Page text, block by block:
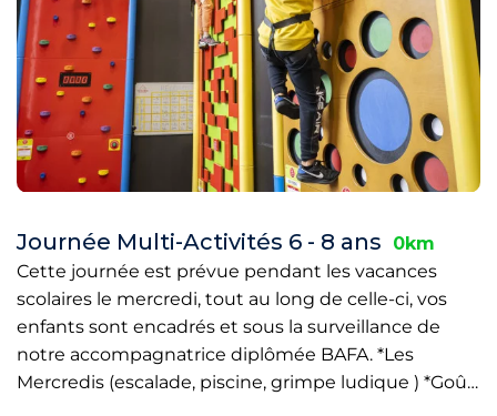
Journée Multi-Activités 6 - 8 ans
0km
Cette journée est prévue pendant les vacances
scolaires le mercredi, tout au long de celle-ci, vos
enfants sont encadrés et sous la surveillance de
notre accompagnatrice diplômée BAFA. *Les
Mercredis (escalade, piscine, grimpe ludique ) *Goû…